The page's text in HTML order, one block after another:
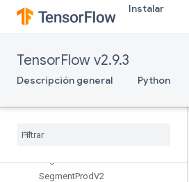
Instalar
TensorFlow v2.9.3
Descripción general Python
ScatterNdAdd
ScatterNdMax
ScatterNdNonAliasingAdd
ScatterNdSub
ScatterSub
SegmentProdV2